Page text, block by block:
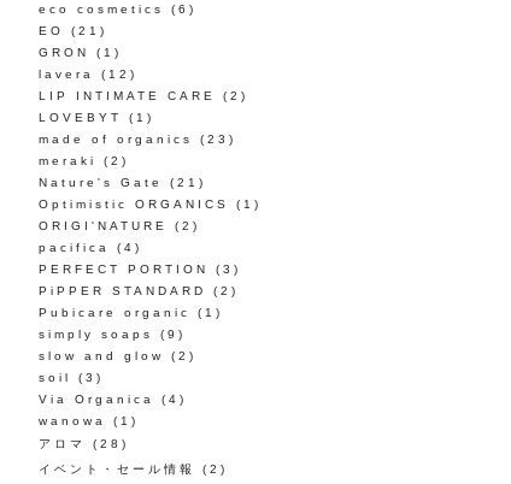
eco cosmetics
(6)
EO
(21)
GRON
(1)
lavera
(12)
LIP INTIMATE CARE
(2)
LOVEBYT
(1)
made of organics
(23)
meraki
(2)
Nature's Gate
(21)
Optimistic ORGANICS
(1)
ORIGI'NATURE
(2)
pacifica
(4)
PERFECT PORTION
(3)
PiPPER STANDARD
(2)
Pubicare organic
(1)
simply soaps
(9)
slow and glow
(2)
soil
(3)
Via Organica
(4)
wanowa
(1)
アロマ
(28)
イベント・セール情報
(2)